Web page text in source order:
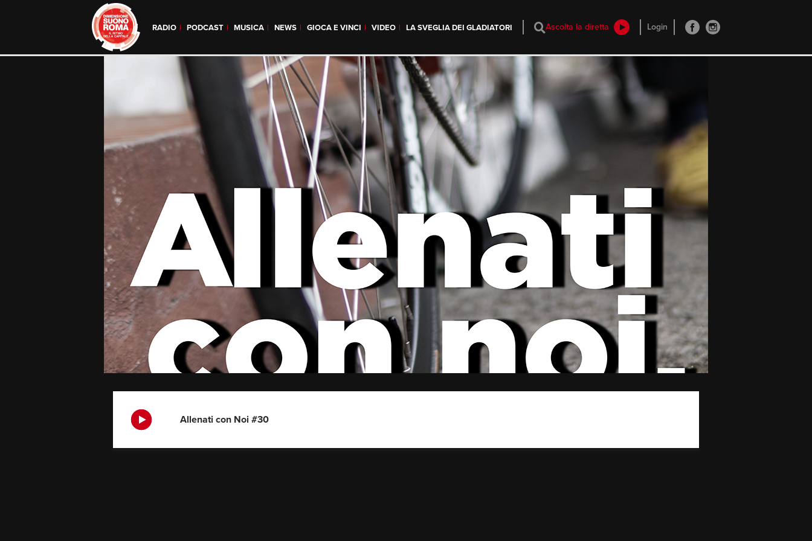
RADIO PODCAST MUSICA NEWS GIOCA E VINCI VIDEO LA SVEGLIA DEI GLADIATORI Ascolta la diretta Login
Allenati con Noi #30